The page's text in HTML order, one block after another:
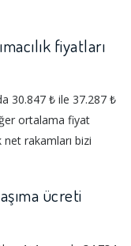
fiyatları
30.847 ₺ ile 37.287 ₺
ortalama fiyat
rakamları bizi
ücreti